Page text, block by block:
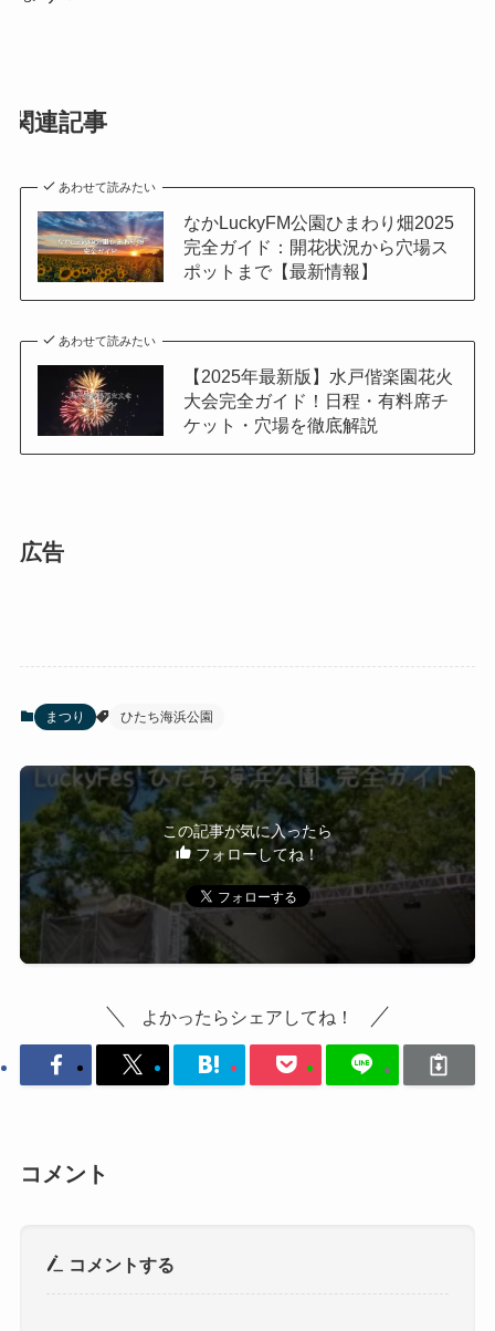
関連記事
あわせて読みたい
なかLuckyFM公園ひまわり畑2025
完全ガイド：開花状況から穴場ス
ポットまで【最新情報】
あわせて読みたい
【2025年最新版】水戸偕楽園花火
大会完全ガイド！日程・有料席チ
ケット・穴場を徹底解説
広告
まつり ひたち海浜公園
この記事が気に入ったら
フォローしてね！
よかったらシェアしてね！
コメント
コメントする